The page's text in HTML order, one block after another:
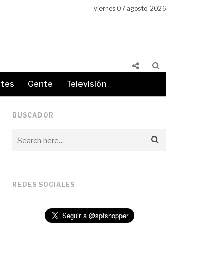
viernes 07 agosto, 2026
El alcalde Quimby declara oficialmente el «Día del Flameado de
Gente Televisión
BUSCADOR
REDES SOCIALES